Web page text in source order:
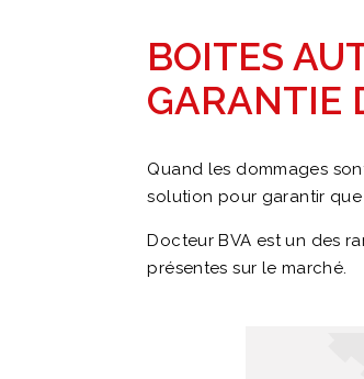
BOITES
GARANTIE
Quand les dommages
solution pour garantir
Docteur BVA est un des
présentes sur le marché.